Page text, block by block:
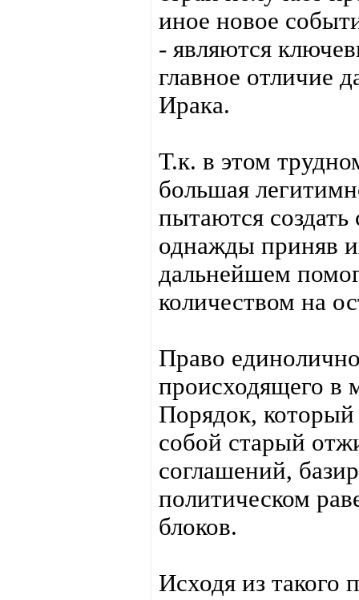
иное новое
- являются
главное отличие
Ирака.
Т.к. в этом
большая
пытаются
однажды приняв
дальнейшем
количеством на
Право
происходящего
Порядок,
собой старый
соглашений,
политическом
блоков.
Исходя из такого